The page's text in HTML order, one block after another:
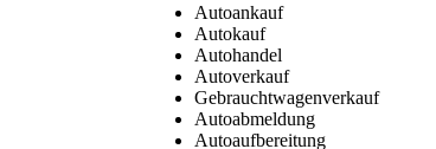
Autoankauf
Autokauf
Autohandel
Autoverkauf
Gebrauchtwagenverkauf
Autoabmeldung
Autoaufbereitung